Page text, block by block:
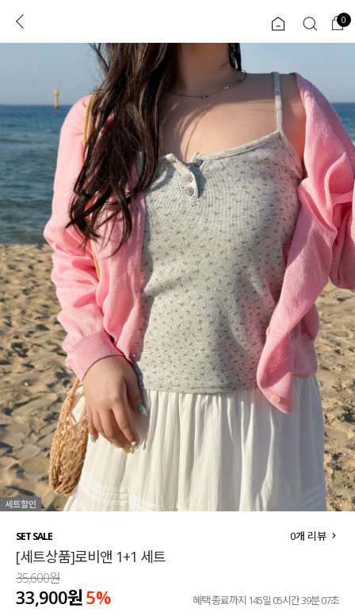
로그인 0
ENG
TW
JP
콘텐츠 리뷰 & 혜택 플러스핏 회원혜택 입
CATEGORY COMMUNITY
도착보장⚡
인플루언서 pick!
신상 5%
베스트
MADE
세트할인 ~30%
하객룩
살안타템
110사이즈
티셔츠
팬츠
ALL
익스클루시브
아우터
티셔츠
니트
블라우스
원피스
팬츠
스커트
ACC
0
SET SALE
[세트상품]로비앤 1+1 세트
0개 리뷰
35,600원
33,900원5% 혜택 종료까지 145일 05시간 39분 06초